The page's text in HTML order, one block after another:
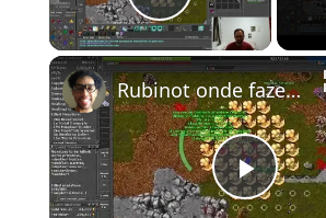
Play Video
Play
Rubinot onde fazer a Task de Oramond